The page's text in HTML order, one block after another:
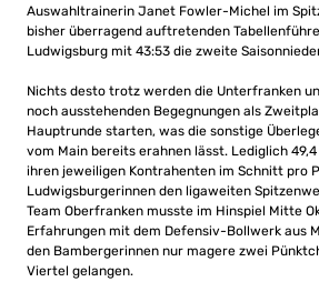
Auswahltrainerin Janet Fowler-Michel im
bisher überragend auftretenden
Ludwigsburg mit 43:53 die zweite
Nichts desto trotz werden die Unterfranken
noch ausstehenden Begegnungen als
Hauptrunde starten, was die sonstige
vom Main bereits erahnen lässt. Lediglich
ihren jeweiligen Kontrahenten im Schnitt pro
Ludwigsburgerinnen den ligaweiten
Team Oberfranken musste im Hinspiel Mitte
Erfahrungen mit dem Defensiv-Bollwerk aus
den Bambergerinnen nur magere zwei
Viertel gelangen.